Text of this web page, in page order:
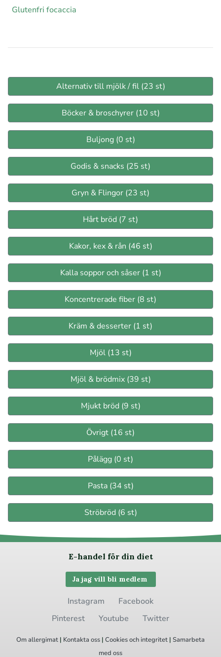
Glutenfri focaccia
Alternativ till mjölk / fil (23 st)
Böcker & broschyrer (10 st)
Buljong (0 st)
Godis & snacks (25 st)
Gryn & Flingor (23 st)
Hårt bröd (7 st)
Kakor, kex & rån (46 st)
Kalla soppor och såser (1 st)
Koncentrerade fiber (8 st)
Kräm & desserter (1 st)
Mjöl (13 st)
Mjöl & brödmix (39 st)
Mjukt bröd (9 st)
Övrigt (16 st)
Pålägg (0 st)
Pasta (34 st)
Ströbröd (6 st)
E-handel för din diet
Ja jag vill bli medlem
Instagram
Facebook
Pinterest
Youtube Twitter
Om allergimat | Kontakta oss | Cookiesoch integritet | Samarbeta
med oss